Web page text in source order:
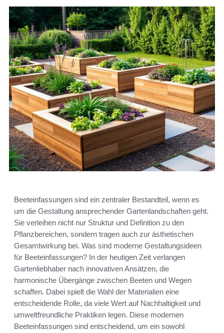
Beeteinfassungen sind ein zentraler Bestandteil, wenn es
um die Gestaltung ansprechender Gartenlandschaften geht.
Sie verleihen nicht nur Struktur und Definition zu den
Pflanzbereichen, sondern tragen auch zur ästhetischen
Gesamtwirkung bei. Was sind moderne Gestaltungsideen
für Beeteinfassungen? In der heutigen Zeit verlangen
Gartenliebhaber nach innovativen Ansätzen, die
harmonische Übergänge zwischen Beeten und Wegen
schaffen. Dabei spielt die Wahl der Materialien eine
entscheidende Rolle, da viele Wert auf Nachhaltigkeit und
umweltfreundliche Praktiken legen. Diese modernen
Beeteinfassungen sind entscheidend, um ein sowohl